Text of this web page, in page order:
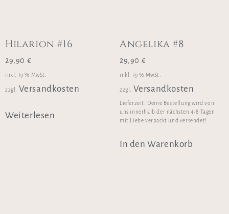
Hilarion #16
29,90 €
inkl. 19 % MwSt.
zzgl. Versandkosten
Weiterlesen
Angelika #8
29,90 €
inkl. 19 % MwSt.
zzgl. Versandkosten
Lieferzeit: Deine Bestellung wird von
uns innerhalb der nächsten 4-8 Tagen
mit Liebe verpackt und versendet!
In den Warenkorb